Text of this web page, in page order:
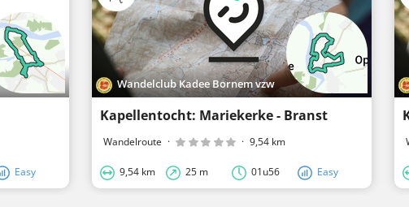
Easy
Wandelclub Kadee Bornem vzw
Kapellentocht: Mariekerke - Branst
Wandelroute · · 9,54 km
9,54 km 25 m 01u56 Easy